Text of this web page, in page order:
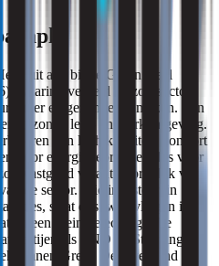
sluit aan bij de Green Deal
waarin overheid en zorgsector
en gezonder te maken. Eén
gezonde leef- en werkomgeving.
van luchtkwaliteit, comfort
voor energiegebruik en dus voor
verantwoordelijk voor
de sector. Wie investeert in
slaat dus twee vliegen in
én een kleinere ecologische
partijen als TNO en Stichting
binnen Green Deal-verband